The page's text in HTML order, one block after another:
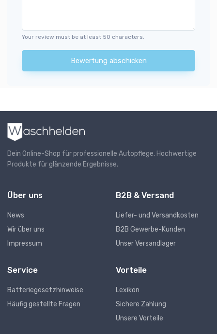
Your review must be at least 50 characters.
Bewertung abschicken
Dein Online-Shop für professionelle Autopflege. Hochwertige
Produkte für glänzende Ergebnisse.
Über uns
News
Wir über uns
Impressum
B2B & Versand
Liefer- und Versandkosten
B2B Gewerbe-Kunden
Unser Versandlager
Service
Batteriegesetzhinweise
Häufig gestellte Fragen
Vorteile
Lexikon
Sichere Zahlung
Unsere Vorteile